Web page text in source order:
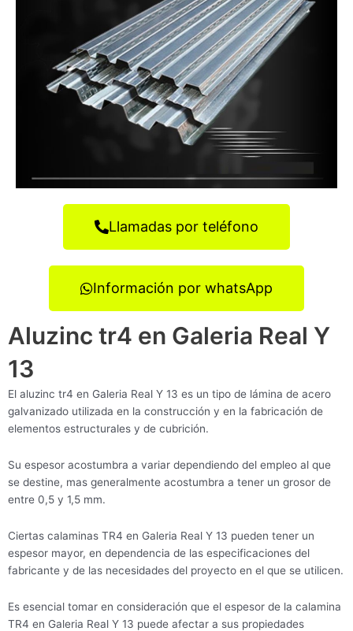
Llamadas por teléfono
Información por whatsApp
Aluzinc tr4 en Galeria Real Y
13
El aluzinc tr4 en Galeria Real Y 13 es un tipo de lámina de acero
galvanizado utilizada en la construcción y en la fabricación de
elementos estructurales y de cubrición.
Su espesor acostumbra a variar dependiendo del empleo al que
se destine, mas generalmente acostumbra a tener un grosor de
entre 0,5 y 1,5 mm.
Ciertas calaminas TR4 en Galeria Real Y 13 pueden tener un
espesor mayor, en dependencia de las especificaciones del
fabricante y de las necesidades del proyecto en el que se utilicen.
Es esencial tomar en consideración que el espesor de la calamina
TR4 en Galeria Real Y 13 puede afectar a sus propiedades